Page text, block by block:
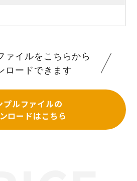
ァイルをこちらから
ロードできます
プルファイルの
ロードはこちら